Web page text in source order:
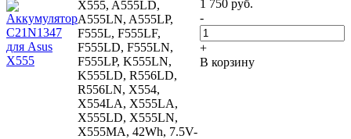
X555, A555LD,
A555LN, A555LP,
F555L, F555LF,
F555LD, F555LN,
F555LP, K555LN,
K555LD, R556LD,
R556LN, X554,
X554LA, X555LA,
X555LD, X555LN,
X555MA, 42Wh, 7.5V-
1 750 руб.
-
+
В корзину